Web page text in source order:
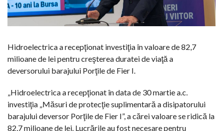
Hidroelectrica a recepţionat investiţia în valoare de 82,7
milioane de lei pentru creşterea duratei de viaţă a
deversorului barajului Porţile de Fier I.
„Hidroelectrica a recepţionat în data de 30 martie a.c.
investiţia „Măsuri de protecţie suplimentară a disipatorului
barajului deversor Porţile de Fier I”, a cărei valoare se ridică la
82,7 milioane de lei. Lucrările au fost necesare pentru